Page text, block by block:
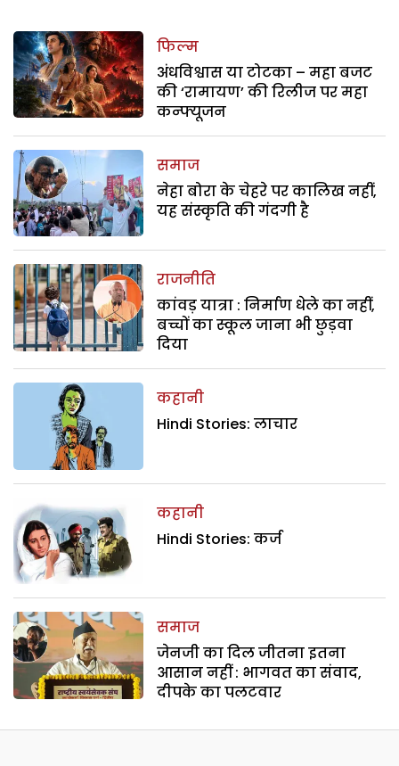
फिल्म
अंधविश्वास या टोटका – महा बजट
की ‘रामायण’ की रिलीज पर महा
कन्फ्यूजन
समाज
नेहा बोरा के चेहरे पर कालिख नहीं,
यह संस्कृति की गंदगी है
राजनीति
कांवड़ यात्रा : निर्माण धेले का नहीं,
बच्चों का स्कूल जाना भी छुड़वा
दिया
कहानी
Hindi Stories: लाचार
कहानी
Hindi Stories: कर्ज
समाज
जेनजी का दिल जीतना इतना
आसान नहीं : भागवत का संवाद,
दीपके का पलटवार